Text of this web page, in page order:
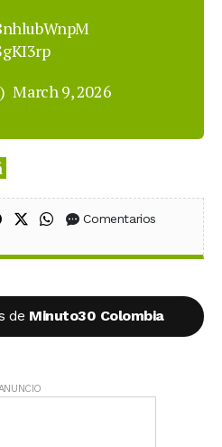
March 9, 2026
Compartir en Facebook
Compartir en X (Twitter)
Compartir en WhatsApp
Comentarios
de Minuto30 Colombia